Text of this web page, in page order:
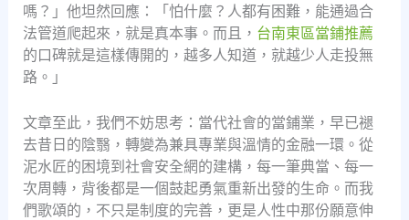
嗎？」他坦然回應：「怕什麼？人都有困難，能通過合
法管道爬起來，就是真本事。而且， 台南東區當鋪推薦
的口碑就是這樣傳開的，越多人知道，就越少人走投無
路。」
文章至此，我們不妨思考：當代社會的當鋪業，早已褪
去昔日的陰翳，轉變為兼具專業與溫情的金融一環。從
泥水匠的困境到社會安全網的建構，每一筆典當、每一
次周轉，背後都是一個鼓起勇氣重新出發的生命。而我
們歌頌的，不只是制度的完善，更是人性中那份願意伸